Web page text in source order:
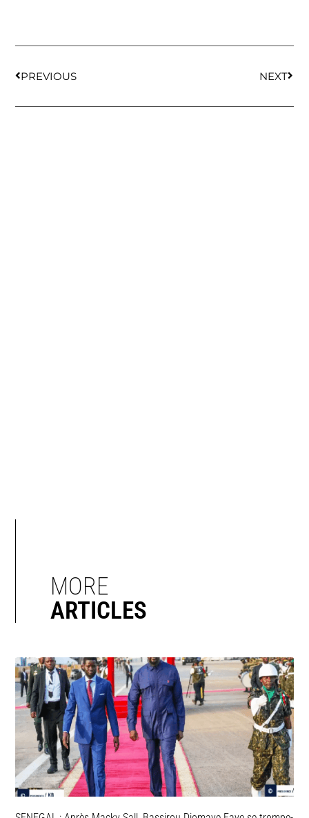
PREVIOUS NEXT
MORE
ARTICLES